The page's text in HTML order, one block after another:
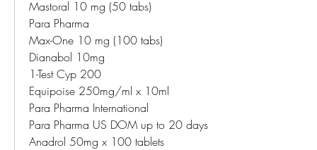
Mastoral 10 mg (50 tabs)
Para Pharma
Max-One 10 mg (100 tabs)
Dianabol 10mg
1-Test Cyp 200
Equipoise 250mg/ml x 10ml
Para Pharma International
Para Pharma US DOM up to 20 days
Anadrol 50mg x 100 tablets